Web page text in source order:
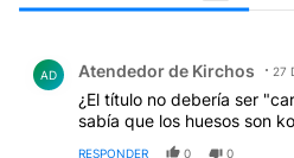
AD Atendedor de Kirchos 27
¿El título no debería ser
sabía que los huesos son
RESPONDER 0 0